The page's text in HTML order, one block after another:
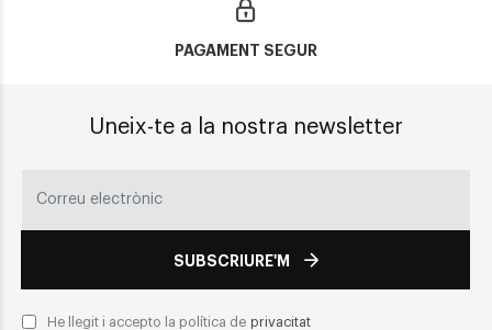
PAGAMENT SEGUR
Uneix-te a la nostra newsletter
SUBSCRIURE'M
He llegit i accepto la política de privacitat